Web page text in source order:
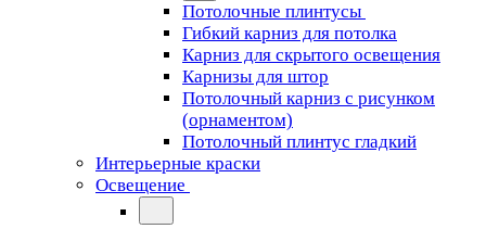
Потолочные плинтусы
Гибкий карниз для потолка
Карниз для скрытого освещения
Карнизы для штор
Потолочный карниз с рисунком
(орнаментом)
Потолочный плинтус гладкий
Интерьерные краски
Освещение